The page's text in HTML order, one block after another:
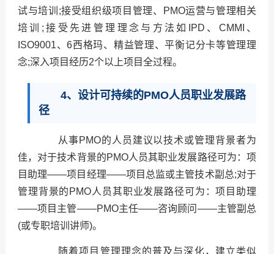
试与培训;接受组织级项目管理、PMO运营与管理相关
培训;接受先进管理理念与方法如IPD、CMMI、
ISO9001、6西格玛、精益管理、平衡记分卡等管理理
念;深入项目经历2个以上项目全过程。
4、设计可持续的PMO人员职业发展路
径
从事PMO的人员建议以技术或管理背景者为
佳，对于技术背景的PMO人员其职业发展路径可为：项
目助理——项目经理——项目总监或主管技术副总;对于
管理背景的PMO人员其职业发展路径可为：项目助理
——项目主管——PMO主任——咨询顾问——主管副总
(或专职培训讲师)。
随着项目管理理念的普及与深化，建立类似